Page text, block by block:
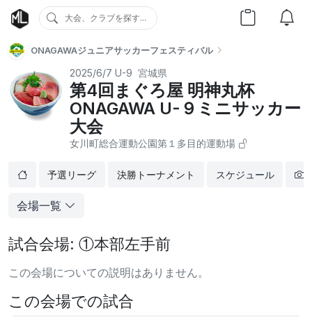
大会、クラブを探す...
ONAGAWAジュニアサッカーフェスティバル
2025/6/7 U-9 宮城県
第4回まぐろ屋 明神丸杯
ONAGAWA U-９ミニサッカー
⼤会
⼥川町総合運動公園第１多⽬的運動場
予選リーグ 決勝トーナメント スケジュール
会場一覧
試合会場: ①本部左手前
この会場についての説明はありません。
この会場での試合